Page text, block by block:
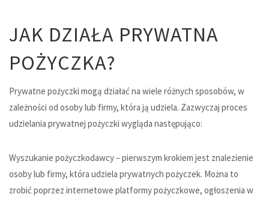
JAK DZIAŁA PRYWATNA
POŻYCZKA?
Prywatne pożyczki mogą działać na wiele różnych sposobów, w
zależności od osoby lub firmy, która ją udziela. Zazwyczaj proces
udzielania prywatnej pożyczki wygląda następująco:
Wyszukanie pożyczkodawcy – pierwszym krokiem jest znalezienie
osoby lub firmy, która udziela prywatnych pożyczek. Można to
zrobić poprzez internetowe platformy pożyczkowe, ogłoszenia w